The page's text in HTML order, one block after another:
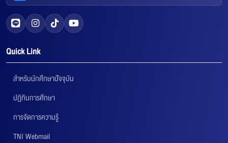
Quick Link
สำหรับนักศึกษาปัจจุบัน
ปฏิทินการศึกษา
การจัดการความรู้
TNI Webmail